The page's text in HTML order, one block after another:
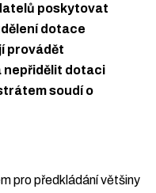
poskytovat
dotace
provádět
nepřidělit dotaci
soudí o
pro předkládání většiny